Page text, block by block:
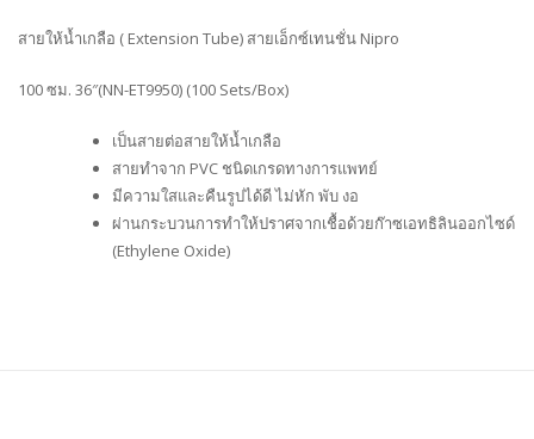
สายให้น้ำเกลือ ( Extension Tube) สายเอ็กซ์เทนชั่น Nipro
100 ซม. 36″(NN-ET9950) (100 Sets/Box)
เป็นสายต่อสายให้น้ำเกลือ
สายทำจาก PVC ชนิดเกรดทางการแพทย์
มีความใสและคืนรูปได้ดี ไม่หัก พับ งอ
ผ่านกระบวนการทำให้ปราศจากเชื้อด้วยก๊าซเอทธิลินออกไซด์
(Ethylene Oxide)